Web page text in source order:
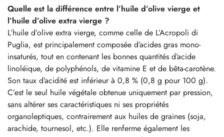
Quelle est la différence entre l’huile d’olive vierge et
l’huile d’olive extra vierge ?
L’huile d’olive extra vierge, comme celle de L’Acropoli di
Puglia, est principalement composée d’acides gras mono-
insaturés, tout en contenant les bonnes quantités d’acide
linoléique, de polyphénols, de vitamine E et de bêta-carotène.
Son taux d’acidité est inférieur à 0,8 % (0,8 g pour 100 g).
C’est le seul huile végétale obtenue uniquement par pression,
sans altérer ses caractéristiques ni ses propriétés
organoleptiques, contrairement aux huiles de graines (soja,
arachide, tournesol, etc.). Elle renferme également les